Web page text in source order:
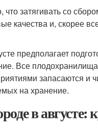
затягивать со
качества и, скорее
предполагает
Все
запасаются и
на хранение.
в августе: